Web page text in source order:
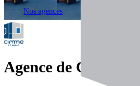
Nos agences
Agence de